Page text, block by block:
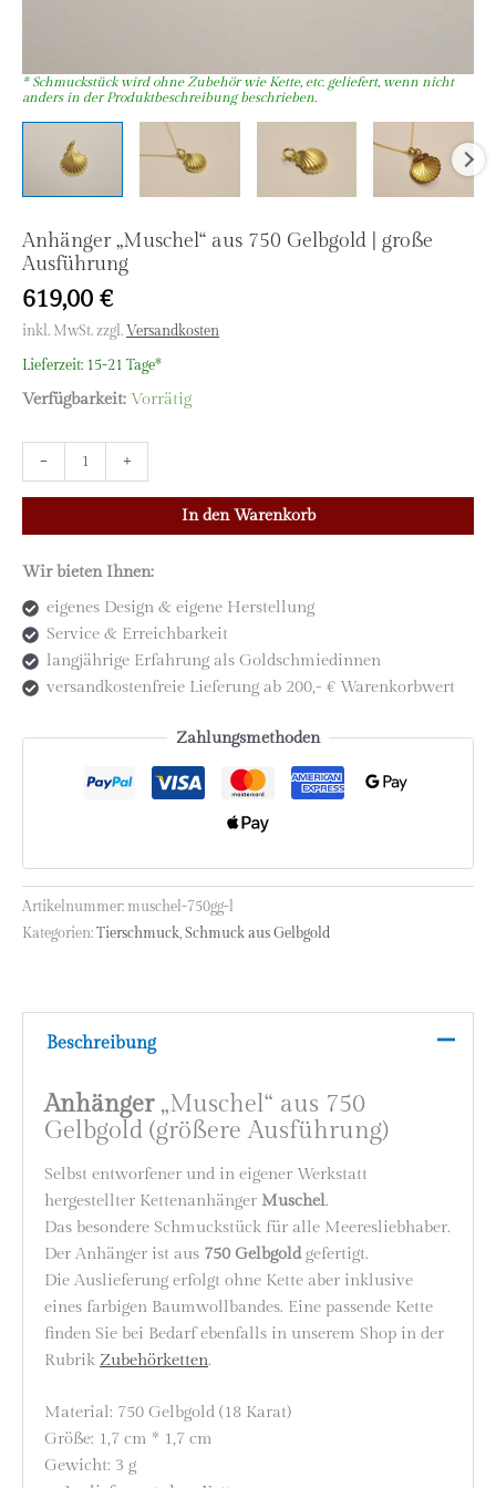
Anhänger „Muschel“ aus 750 Gelbgold | große
Ausführung
619,00 €
inkl. MwSt.zzgl.Versandkosten
Lieferzeit: 15-21 Tage*
Verfügbarkeit: Vorrätig
-
Anhänger
"Muschel"
750
Gelbgold
große
Ausführung
Menge
+
In den Warenkorb
Wir bieten Ihnen:
eigenes Design & eigene Herstellung
Service & Erreichbarkeit
langjährige Erfahrung als Goldschmiedinnen
versandkostenfreie Lieferung ab 200,- € Warenkorbwert
Zahlungsmethoden
Artikelnummer: muschel-750gg-l
Kategorien:Tierschmuck,Schmuck aus Gelbgold
Beschreibung
Anhänger„Muschel“ aus 750
Gelbgold (größere Ausführung)
Selbst entworfener und in eigener Werkstatt
hergestellter Kettenanhänger Muschel.
Das besondere Schmuckstück für alle Meeresliebhaber.
Der Anhänger ist aus 750 Gelbgoldgefertigt.
Die Auslieferung erfolgt ohne Kette aber inklusive
eines farbigen Baumwollbandes. Eine passende Kette
finden Sie bei Bedarf ebenfalls in unserem Shop in der
Rubrik Zubehörketten.
Material: 750 Gelbgold (18 Karat)
Größe: 1,7 cm * 1,7 cm
Gewicht: 3 g